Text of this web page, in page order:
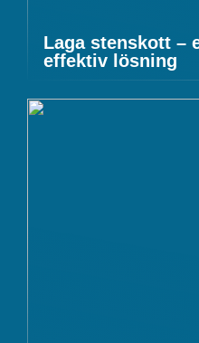
Laga stenskott –
effektiv lösning